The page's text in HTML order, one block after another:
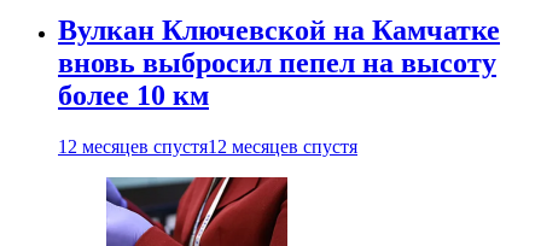
Вулкан Ключевской на Камчатке
вновь выбросил пепел на высоту
более 10 км
12 месяцев спустя12 месяцев спустя